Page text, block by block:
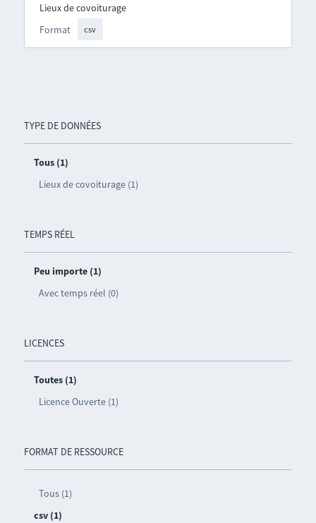
TYPE DE DONNÉES
Tous (1)
Lieux de covoiturage (1)
TEMPS RÉEL
Peu importe (1)
Avec temps réel (0)
LICENCES
Toutes (1)
Licence Ouverte (1)
FORMAT DE RESSOURCE
Tous (1)
csv (1)
Format csv
Lieux de covoiturage